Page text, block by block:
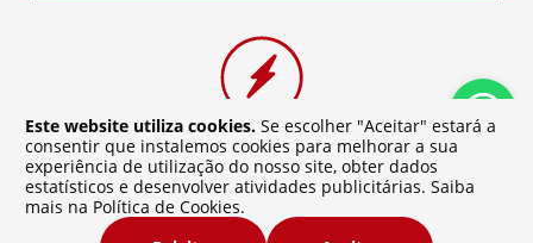
2026 Baterias da Cidade | Desenvolvido por
Atelier de
Este website utiliza cookies. Se escolher "Aceitar" estará a
consentir que instalemos cookies para melhorar a sua
experiência de utilização do nosso site, obter dados
estatísticos e desenvolver atividades publicitárias. Saiba
mais na Política de Cookies.